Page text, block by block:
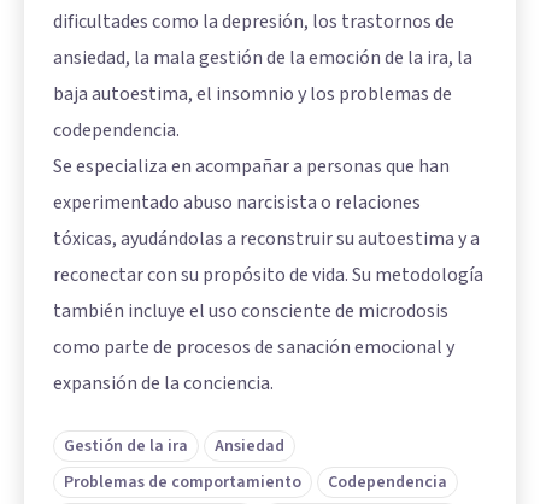
dificultades como la depresión, los trastornos de
ansiedad, la mala gestión de la emoción de la ira, la
baja autoestima, el insomnio y los problemas de
codependencia.
Se especializa en acompañar a personas que han
experimentado abuso narcisista o relaciones
tóxicas, ayudándolas a reconstruir su autoestima y a
reconectar con su propósito de vida. Su metodología
también incluye el uso consciente de microdosis
como parte de procesos de sanación emocional y
expansión de la conciencia.
Gestión de la ira
Ansiedad
Problemas de comportamiento
Codependencia